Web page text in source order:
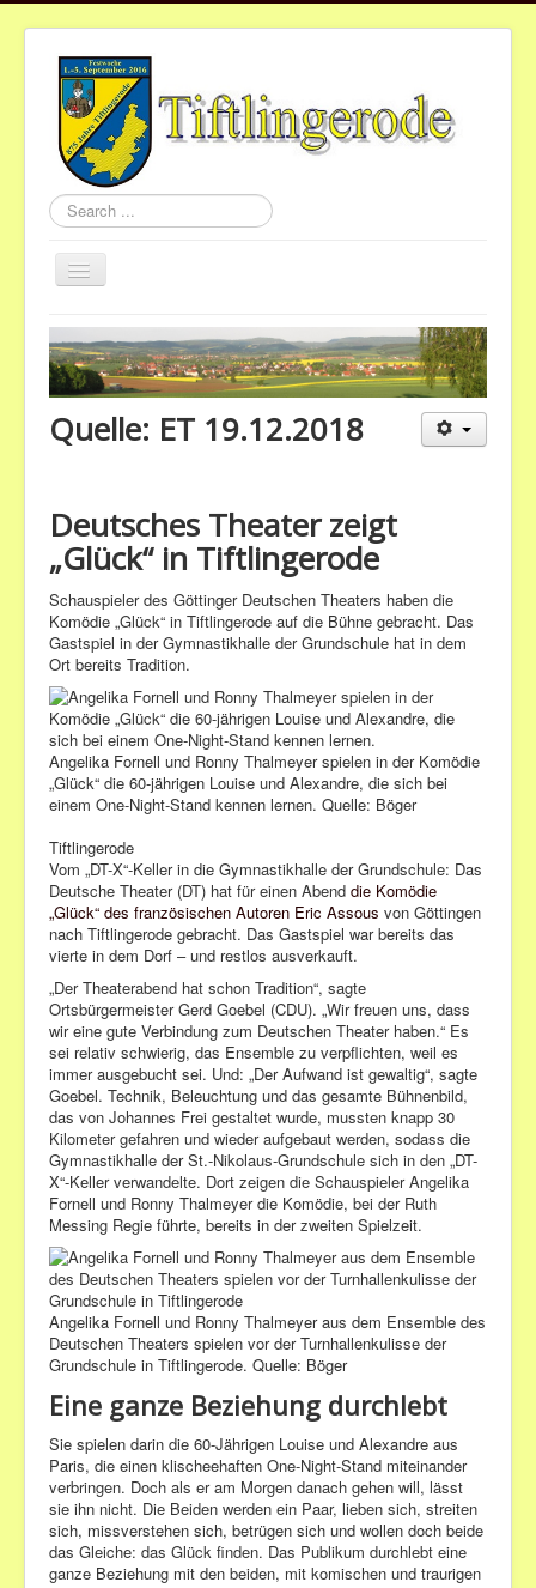
Search
...
Toggle
Navigation
Home
Aktuelles
Vereine
Termine
Bilder
Veranstaltungen
Quelle: ET 19.12.2018
Deutsches Theater zeigt
„Glück“ in Tiftlingerode
Schauspieler des Göttinger Deutschen Theaters haben die
Komödie „Glück“ in Tiftlingerode auf die Bühne gebracht. Das
Gastspiel in der Gymnastikhalle der Grundschule hat in dem
Ort bereits Tradition.
Angelika Fornell und Ronny Thalmeyer spielen in der Komödie
„Glück“ die 60-jährigen Louise und Alexandre, die sich bei
einem One-Night-Stand kennen lernen. Quelle: Böger
Tiftlingerode
Vom „DT-X“-Keller in die Gymnastikhalle derGrundschule: Das
Deutsche Theater (DT) hat für einen Abend die Komödie
„Glück“ des französischen Autoren Eric Assous von Göttingen
nach Tiftlingerode gebracht. Das Gastspiel war bereits das
vierte in dem Dorf – und restlos ausverkauft.
„Der Theaterabend hat schon Tradition“, sagte
OrtsbürgermeisterGerd Goebel (CDU). „Wir freuen uns, dass
wir eine gute Verbindung zum Deutschen Theater haben.“ Es
sei relativ schwierig, das Ensemble zu verpflichten, weil es
immer ausgebucht sei. Und: „Der Aufwand ist gewaltig“, sagte
Goebel. Technik, Beleuchtung und das gesamte Bühnenbild,
das von Johannes Frei gestaltet wurde, mussten knapp 30
Kilometer gefahren und wieder aufgebaut werden, sodass die
Gymnastikhalle der St.-Nikolaus-Grundschule sich in den „DT-
X“-Keller verwandelte. Dort zeigen die SchauspielerAngelika
Fornell und Ronny Thalmeyer die Komödie, bei der Ruth
Messing Regie führte, bereits in der zweiten Spielzeit.
Angelika Fornell und Ronny Thalmeyer aus dem Ensemble des
Deutschen Theaters spielen vor der Turnhallenkulisse der
Grundschule in Tiftlingerode. Quelle: Böger
Eine ganze Beziehung durchlebt
Sie spielen darin die 60-Jährigen Louise und Alexandre aus
Paris, die einen klischeehaften One-Night-Stand miteinander
verbringen. Doch als er am Morgen danach gehen will, lässt
sie ihn nicht. Die Beiden werden ein Paar, lieben sich, streiten
sich, missverstehen sich, betrügen sich und wollen doch beide
das Gleiche: das Glück finden. Das Publikum durchlebt eine
ganze Beziehung mit den beiden, mit komischen und traurigen